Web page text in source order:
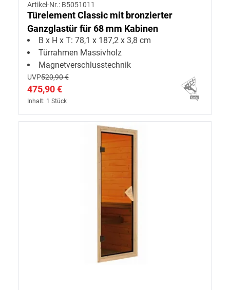
Artikel-Nr.: B5051011
Türelement Classic mit bronzierter
Ganzglastür für 68 mm Kabinen
B x H x T: 78,1 x 187,2 x 3,8 cm
Türrahmen Massivholz
Magnetverschlusstechnik
UVP520,90 €
475,90 €
Inhalt: 1 Stück